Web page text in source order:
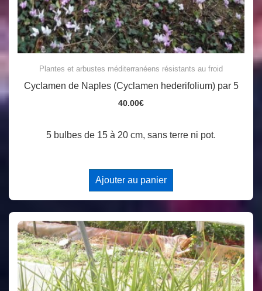
Plantes et arbustes méditerranéens résistants au froid
Cyclamen de Naples (Cyclamen hederifolium) par 5
40.00€
5 bulbes de 15 à 20 cm, sans terre ni pot.
Ajouter au panier